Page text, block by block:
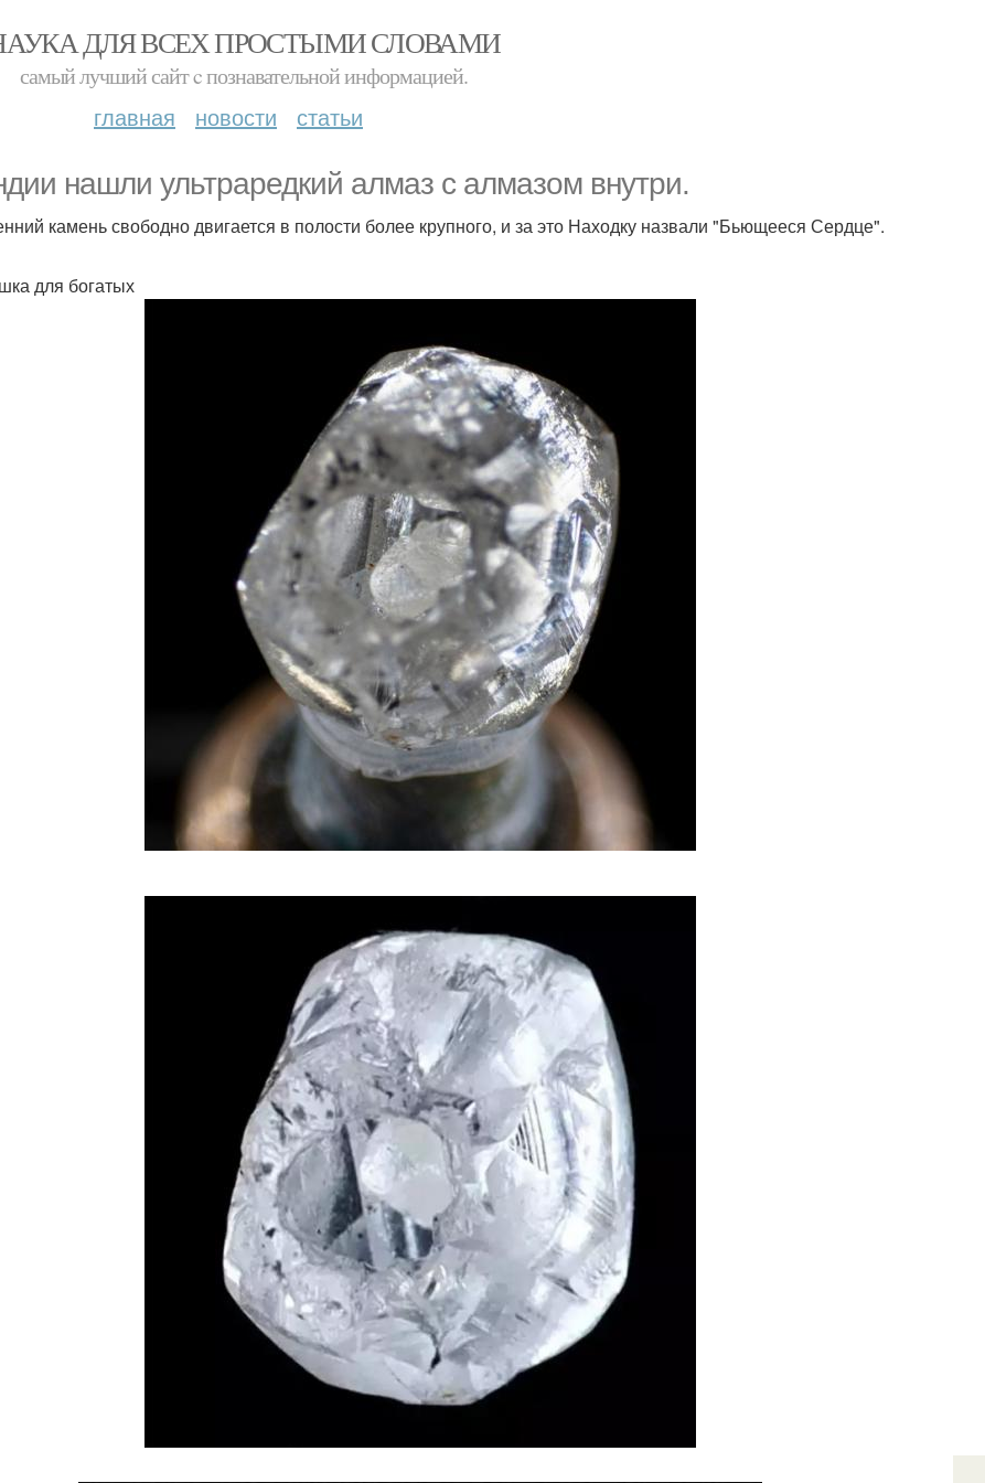
ДЛЯ ВСЕХ ПРОСТЫМИ СЛОВАМИ
самый лучший сайт c познавательной информацией.
главная новости статьи
нашли ультраредкий алмаз с алмазом внутри.
камень свободно двигается в полости более крупного, и за это Находку назвали "Бьющееся Сердце".
для богатых